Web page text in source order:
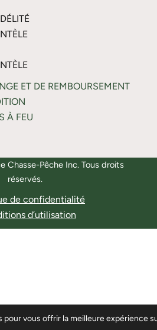
ET DE REMBOURSEMENT
À FEU
Chasse-Pêche Inc. Tous droits
réservés.
de confidentialité
d’utilisation
pour vous offrir la meilleure expérience